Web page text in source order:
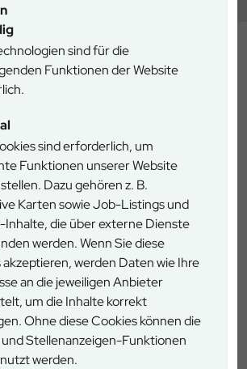
sind für die
Funktionen der Website
sind erforderlich, um
Funktionen unserer Website
Dazu gehören z. B.
Karten sowie Job-Listings und
Inhalte, die über externe Dienste
werden. Wenn Sie diese
werden Daten wie Ihre
an die jeweiligen Anbieter
um die Inhalte korrekt
Ohne diese Cookies können die
Stellenanzeigen-Funktionen
werden.
Sie den
Weinbergen,
und dem Land
landschaftlichen, kulturellen und
ist der Steigerwald ideales Ziel für
Rad- und Wandertouren oder eine
inmitten herrlicher Natur. Entdecken
zwischen Nürnberg, Bamberg,
ob der Tauber, zwischen
uralten Wäldern und dem Land der